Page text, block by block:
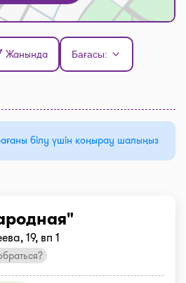
Жанында Бағасы:
білу үшін қоңырау шалыңыз
19, вп 1